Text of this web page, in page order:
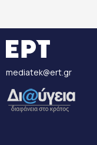
mediatek@ert.gr